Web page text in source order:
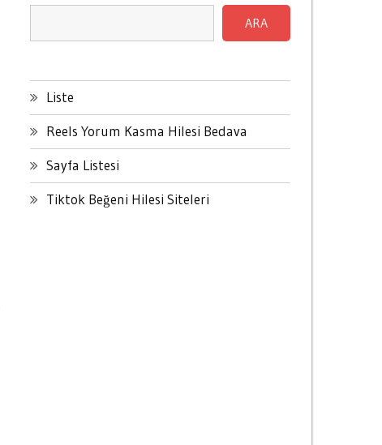
ARA
Liste
Reels Yorum Kasma Hilesi Bedava
Sayfa Listesi
Tiktok Beğeni Hilesi Siteleri